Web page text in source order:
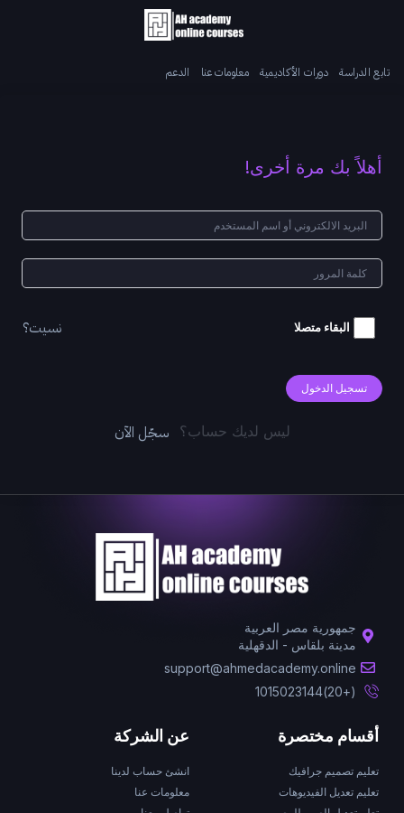
تابع الدراسة دورات الأكاديمية معلومات عنا الدعم
أهلاً بك مرة أخرى!
البقاء متصلا نسيت؟
تسجيل الدخول
ليس لديك حساب؟ سجّل الآن
جمهورية مصر العربية
مدينة بلقاس - الدقهلية
support@ahmedacademy.online
(+20)1015023144
أقسام مختصرة
تعليم تصميم جرافيك
تعليم تعديل الفيديوهات
عن الشركة
انشئ حساب لدينا
معلومات عنا